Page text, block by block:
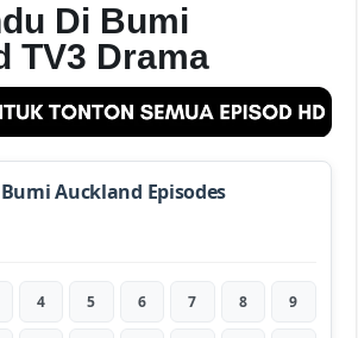
Di Bumi
TV3 Drama
Auckland Episodes
4 5 6 7 8 9